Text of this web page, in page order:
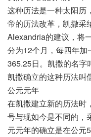
这种历法是一种太阳历
帝的历法改革，凯撒采
Alexandria的建议，将
分为12个月，每四年
365.25日。凯撒的名字
凯撒确立的这种历法叫
公元元年
在凯撒建立新的历法时
号与现如今是不同的，
元元年的确立是在公元